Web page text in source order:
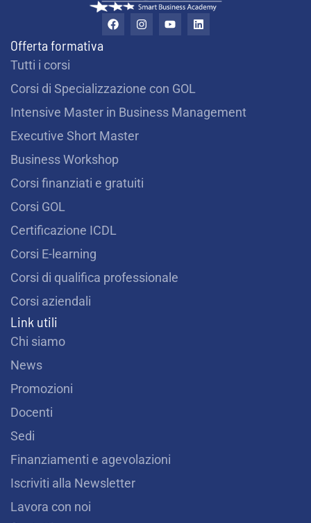
F
a
o
k
I
n
r
a
m
Y
o
e
L
i
Offerta formativa
Tutti i corsi
Corsi di Specializzazione con GOL
Intensive Master in Business Management
Executive Short Master
Business Workshop
Corsi finanziati e gratuiti
Corsi GOL
Certificazione ICDL
Corsi E-learning
Corsi di qualifica professionale
Corsi aziendali
Link utili
Chi siamo
News
Promozioni
Docenti
Sedi
Finanziamenti e agevolazioni
Iscriviti alla Newsletter
Lavora con noi